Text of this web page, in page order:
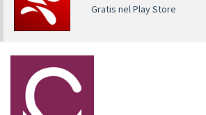
Gratis nel Play Store